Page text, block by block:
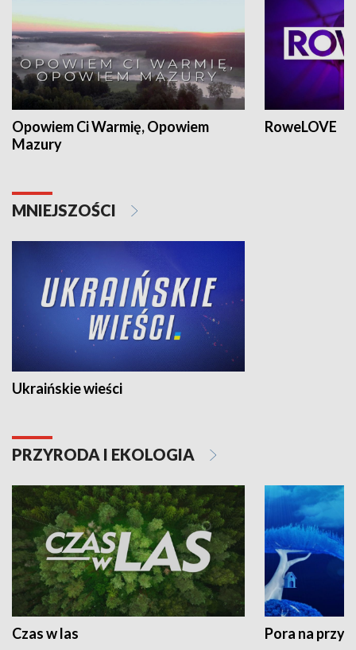
Opowiem Ci Warmię, Opowiem
Mazury
RoweLOVE
MNIEJSZOŚCI
Ukraińskie wieści
PRZYRODA I EKOLOGIA
Czas w las Pora na